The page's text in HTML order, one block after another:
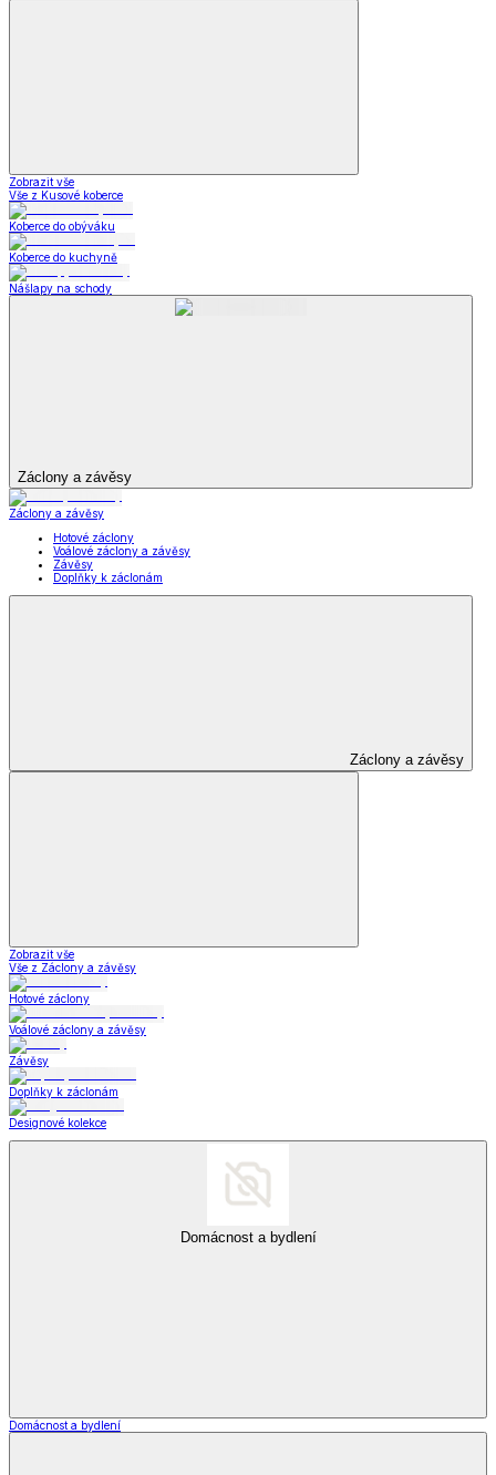
Zobrazit vše
Vše z Kusové koberce
Koberce do obýváku
Koberce do kuchyně
Nášlapy na schody
Záclony a závěsy
Záclony a závěsy
Hotové záclony
Voálové záclony a závěsy
Závěsy
Doplňky k záclonám
Záclony a závěsy
Zobrazit vše
Vše z Záclony a závěsy
Hotové záclony
Voálové záclony a závěsy
Závěsy
Doplňky k záclonám
Designové kolekce
Domácnost a bydlení
Domácnost a bydlení